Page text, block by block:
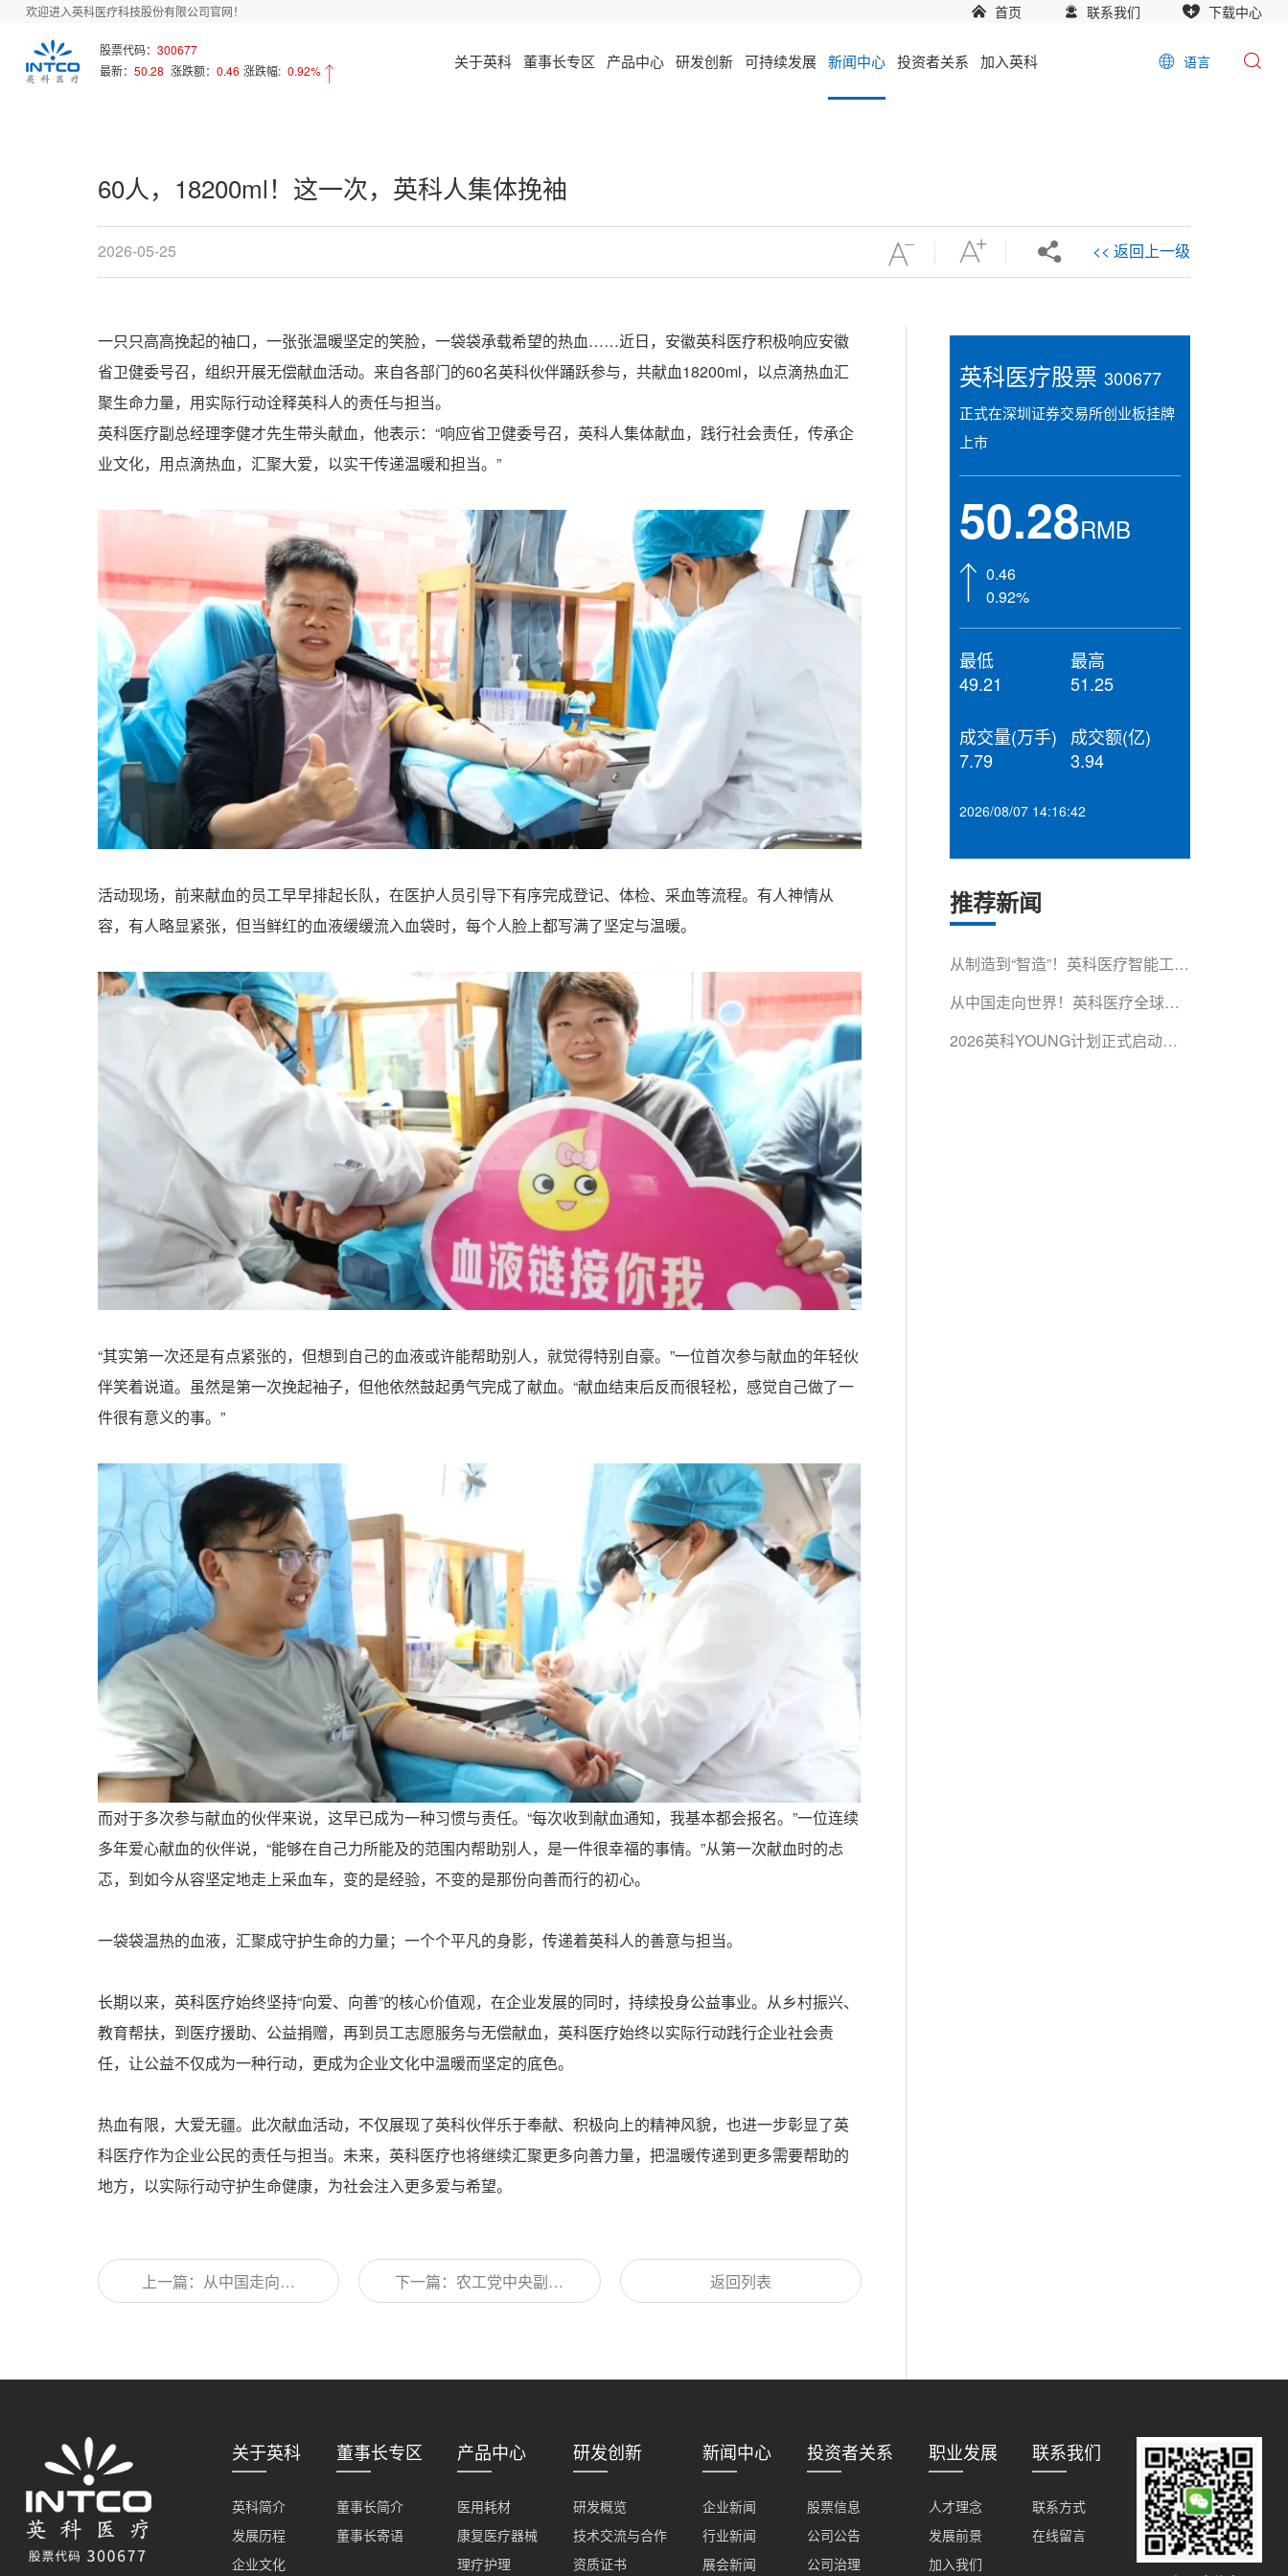
欢迎进入英科医疗科技股份有限公司官网！ 首页 联系我们 下载中心
股票代码：300677
最新：50.28 涨跌额：0.46 涨跌幅: 0.92% 语言
关于英科 董事长专区 产品中心 研发创新 可持续发展 新闻中心 投资者关系 加入英科
首页 新闻中心 Array
60人，18200ml！这一次，英科人集体挽袖
2026-05-25 << 返回上一级
一只只高高挽起的袖口，一张张温暖坚定的笑脸，一袋袋承载希望的热血……近日，安徽英科医疗积极响应安徽
省卫健委号召，组织开展无偿献血活动。来自各部门的60名英科伙伴踊跃参与，共献血18200ml，以点滴热血汇
聚生命力量，用实际行动诠释英科人的责任与担当。
英科医疗副总经理李健才先生带头献血，他表示：“响应省卫健委号召，英科人集体献血，践行社会责任，传承企
业文化，用点滴热血，汇聚大爱，以实干传递温暖和担当。”
活动现场，前来献血的员工早早排起长队，在医护人员引导下有序完成登记、体检、采血等流程。有人神情从
容，有人略显紧张，但当鲜红的血液缓缓流入血袋时，每个人脸上都写满了坚定与温暖。
“其实第一次还是有点紧张的，但想到自己的血液或许能帮助别人，就觉得特别自豪。”一位首次参与献血的年轻伙
伴笑着说道。虽然是第一次挽起袖子，但他依然鼓起勇气完成了献血。“献血结束后反而很轻松，感觉自己做了一
件很有意义的事。”
而对于多次参与献血的伙伴来说，这早已成为一种习惯与责任。“每次收到献血通知，我基本都会报名。”一位连续
多年爱心献血的伙伴说，“能够在自己力所能及的范围内帮助别人，是一件很幸福的事情。”从第一次献血时的忐
忑，到如今从容坚定地走上采血车，变的是经验，不变的是那份向善而行的初心。
一袋袋温热的血液，汇聚成守护生命的力量；一个个平凡的身影，传递着英科人的善意与担当。
长期以来，英科医疗始终坚持“向爱、向善”的核心价值观，在企业发展的同时，持续投身公益事业。从乡村振兴、
教育帮扶，到医疗援助、公益捐赠，再到员工志愿服务与无偿献血，英科医疗始终以实际行动践行企业社会责
任，让公益不仅成为一种行动，更成为企业文化中温暖而坚定的底色。
热血有限，大爱无疆。此次献血活动，不仅展现了英科伙伴乐于奉献、积极向上的精神风貌，也进一步彰显了英
科医疗作为企业公民的责任与担当。未来，英科医疗也将继续汇聚更多向善力量，把温暖传递到更多需要帮助的
地方，以实际行动守护生命健康，为社会注入更多爱与希望。
上一篇：从中国走向世
下一篇：农工党中央副主
返回列表
英科医疗股票300677
正式在深圳证券交易所创业板挂牌
上市
50.28RMB
0.46
0.92%
最低
49.21
最高
51.25
成交量(万手)
7.79
成交额(亿)
3.94
2026/08/07 14:16:42
推荐新闻
从制造到“智造”！英科医疗智能工厂
获省级认证
从中国走向世界！英科医疗全球影
响力再获权威认可
2026英科YOUNG计划正式启动！
关于英科
英科简介
发展历程
企业文化
董事长专区
董事长简介
董事长寄语
产品中心
医用耗材
康复医疗器械
理疗护理
研发创新
研发概览
技术交流与合作
资质证书
新闻中心
企业新闻
行业新闻
展会新闻
投资者关系
股票信息
公司公告
公司治理
职业发展
人才理念
发展前景
加入我们
联系我们
联系方式
在线留言